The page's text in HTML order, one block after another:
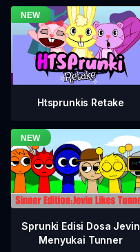
Htsprunkis Retake
Sprunki Edisi Dosa Jevin
Menyukai Tunner